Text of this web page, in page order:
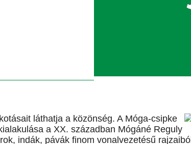
láthatja a közönség. A Móga-csipke
a XX. században Mógáné Reguly
indák, pávák finom vonalvezetésű rajzaiból